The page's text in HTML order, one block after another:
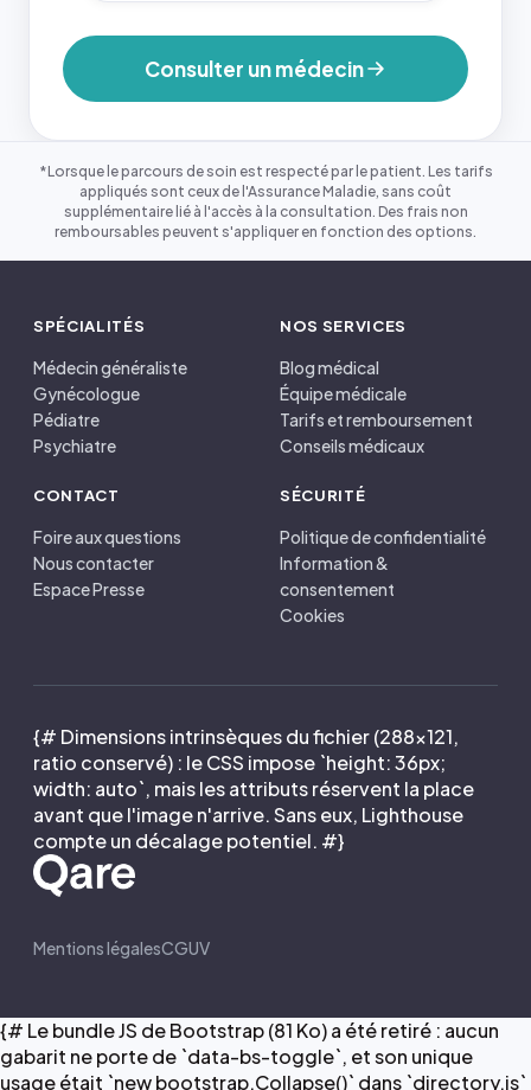
Consulter un médecin
*Lorsque le parcours de soin est respecté par le patient. Les tarifs
appliqués sont ceux de l'Assurance Maladie, sans coût
supplémentaire lié à l'accès à la consultation. Des frais non
remboursables peuvent s'appliquer en fonction des options.
SPÉCIALITÉS
Médecin généraliste
Gynécologue
Pédiatre
Psychiatre
NOS SERVICES
Blog médical
Équipe médicale
Tarifs et remboursement
Conseils médicaux
CONTACT
Foire aux questions
Nous contacter
Espace Presse
SÉCURITÉ
Politique de confidentialité
Information &
consentement
Cookies
{# Dimensions intrinsèques du fichier (288×121,
ratio conservé) : le CSS impose `height: 36px;
width: auto`, mais les attributs réservent la place
avant que l'image n'arrive. Sans eux, Lighthouse
compte un décalage potentiel. #}
Mentions légalesCGUV
{# Le bundle JS de Bootstrap (81 Ko) a été retiré : aucun
gabarit ne porte de `data-bs-toggle`, et son unique
usage était `new bootstrap.Collapse()` dans `directory.js`